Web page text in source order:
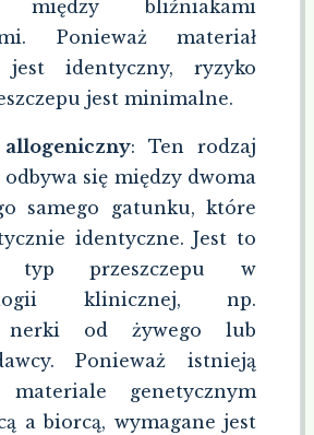
między bliźniakami
Ponieważ materiał
jest identyczny, ryzyko
jest minimalne.
allogeniczny: Ten rodzaj
odbywa się między dwoma
samego gatunku, które
identyczne. Jest to
typ przeszczepu w
klinicznej, np.
nerki od żywego lub
Ponieważ istnieją
genetycznym
a biorcą, wymagane jest